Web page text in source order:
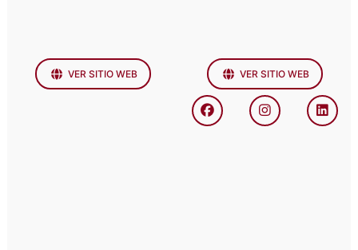
VER SITIO WEB VER SITIO WEB